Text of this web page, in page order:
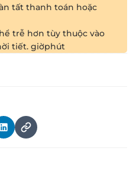
tất thanh toán hoặc
trễ hơn tùy thuộc vào
tiết. giờphút